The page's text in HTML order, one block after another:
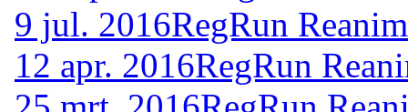
9 jul. 2016RegRun
12 apr. 2016RegRun